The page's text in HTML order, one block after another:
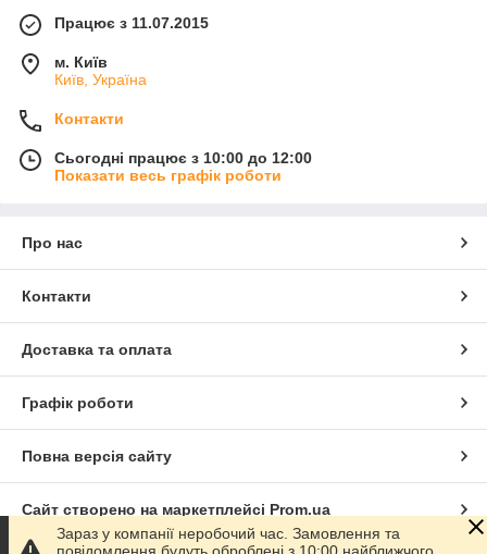
Працює з 11.07.2015
м. Київ
Київ, Україна
Контакти
Сьогодні працює з 10:00 до 12:00
Показати весь графік роботи
Про нас
Контакти
Доставка та оплата
Графік роботи
Повна версія сайту
Сайт створено на маркетплейсі Prom.ua
Зараз у компанії неробочий час. Замовлення та